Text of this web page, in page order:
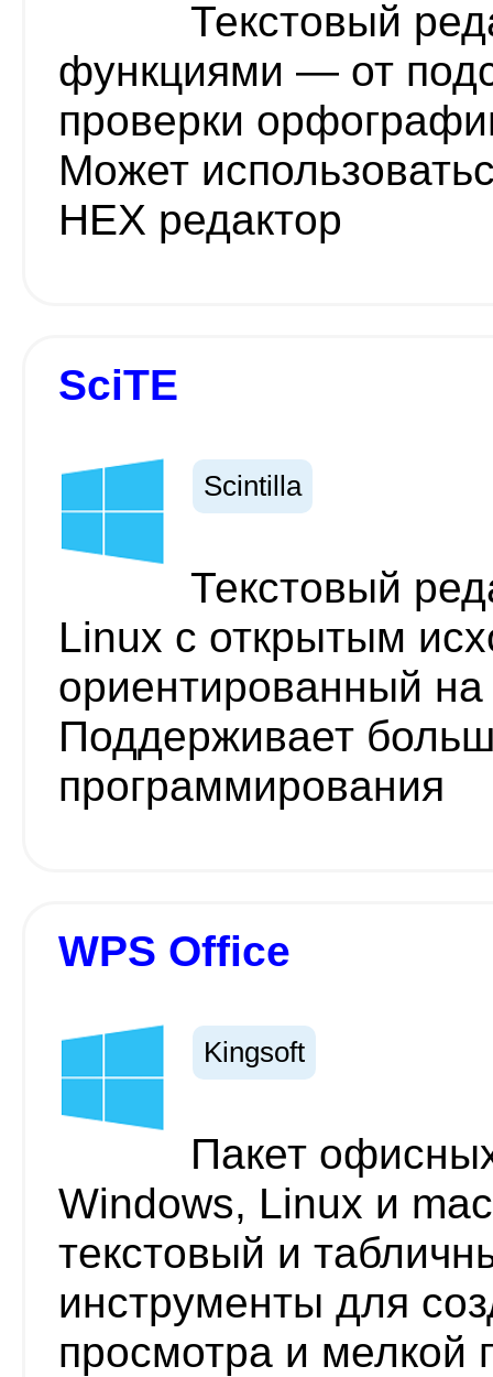
Текстовый
функциями — от
проверки
Может
HEX редактор
SciTE
Scintilla
Текстовый
Linux с открытым
ориентированный
Поддерживает
программирования
WPS Office
Kingsoft
Пакет
Windows, Linux и
текстовый и
инструменты для
просмотра и мелкой